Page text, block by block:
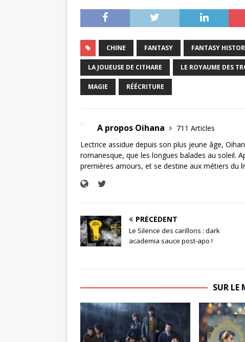
CHINE FANTASY FANTASY
LA JOUEUSE DE CITHARE LE ROYAUME DES
MAGIE RÉÉCRITURE
A propos Oihana
711 Articles
Lectrice assidue depuis son plus jeune âge,
romanesque, que les longues balades au soleil.
premières amours, et se destine aux métiers du
PRÉCÉDENT
Le Silence des carillons : dark
academia sauce post-apo !
SUR LE